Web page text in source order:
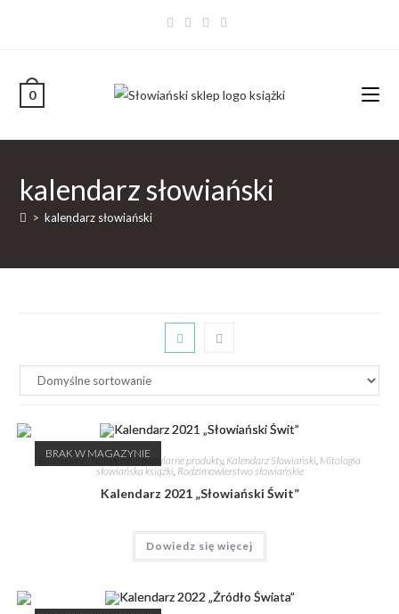
0
kalendarz słowiański
> kalendarz słowiański
BRAK W MAGAZYNIE
Bestsellery - Najbardziej popularne produkty, Kalendarz Słowiański, Mitologia
słowiańska książki, Rodzimowierstwo słowiańskie
Kalendarz 2021 „Słowiański Świt”
Dowiedz się więcej